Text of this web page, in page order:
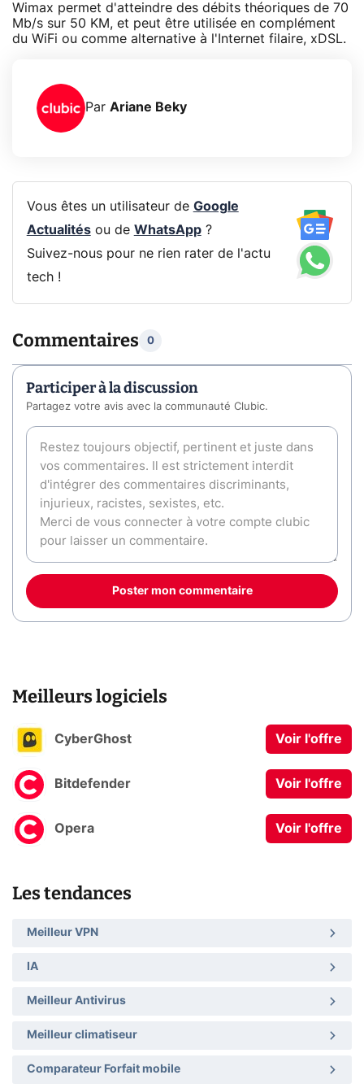
Wimax permet d'atteindre des débits théoriques de 70
Mb/s sur 50 KM, et peut être utilisée en complément
du WiFi ou comme alternative à l'Internet filaire, xDSL.
Par Ariane Beky
Vous êtes un utilisateur de Google
Actualitésou de WhatsApp?
Suivez-nous pour ne rien rater de l'actu
tech !
Commentaires 0
Participer à la discussion
Partagez votre avis avec la communauté Clubic.
Poster mon commentaire
Meilleurs logiciels
CyberGhost Voir l'offre
Bitdefender Voir l'offre
Opera Voir l'offre
Les tendances
Meilleur VPN
IA
Meilleur Antivirus
Meilleur climatiseur
Comparateur Forfait mobile